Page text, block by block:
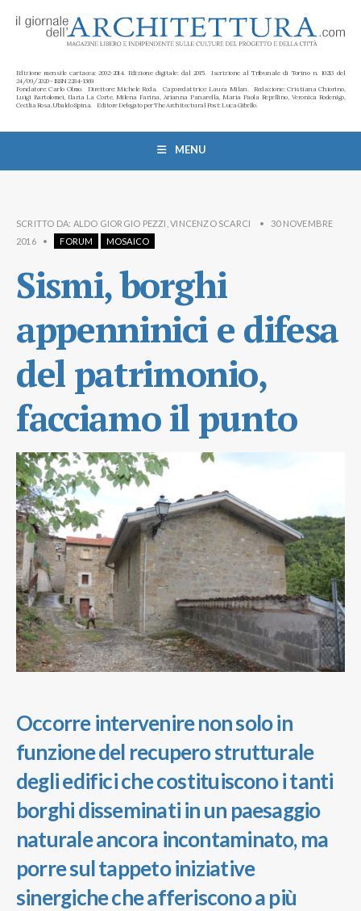
Edizione mensile cartacea: 2002-2014. Edizione digitale: dal 2015. Iscrizione al Tribunale di Torino n. 10213 del
24/09/2020 - ISSN 2284-1369
Fondatore: Carlo Olmo. Direttore: Michele Roda. Caporedattrice: Laura Milan. Redazione: Cristiana Chiorino,
Luigi Bartolomei, Ilaria La Corte, Milena Farina, Arianna Panarella, Maria Paola Repellino, Veronica Rodenigo,
Cecilia Rosa, Ubaldo Spina. Editore Delegato per The Architectural Post: Luca Gibello.
MENU
SCRITTO DA: ALDO GIORGIO PEZZI ,VINCENZO SCARCI •
30 NOVEMBRE
2016
• FORUM MOSAICO
Sismi, borghi
appenninici e difesa
del patrimonio,
facciamo il punto
Occorre intervenire non solo in
funzione del recupero strutturale
degli edifici che costituiscono i tanti
borghi disseminati in un paesaggio
naturale ancora incontaminato, ma
porre sul tappeto iniziative
sinergiche che afferiscono a più